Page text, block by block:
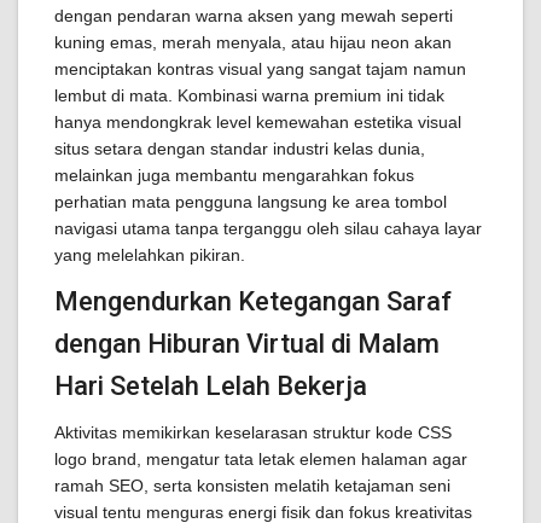
dengan pendaran warna aksen yang mewah seperti
kuning emas, merah menyala, atau hijau neon akan
menciptakan kontras visual yang sangat tajam namun
lembut di mata. Kombinasi warna premium ini tidak
hanya mendongkrak level kemewahan estetika visual
situs setara dengan standar industri kelas dunia,
melainkan juga membantu mengarahkan fokus
perhatian mata pengguna langsung ke area tombol
navigasi utama tanpa terganggu oleh silau cahaya layar
yang melelahkan pikiran.
Mengendurkan Ketegangan Saraf
dengan Hiburan Virtual di Malam
Hari Setelah Lelah Bekerja
Aktivitas memikirkan keselarasan struktur kode CSS
logo brand, mengatur tata letak elemen halaman agar
ramah SEO, serta konsisten melatih ketajaman seni
visual tentu menguras energi fisik dan fokus kreativitas